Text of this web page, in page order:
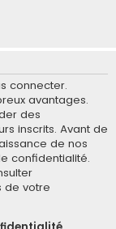
connecter.
avantages.
des
inscrits. Avant de
de nos
confidentialité.
de votre